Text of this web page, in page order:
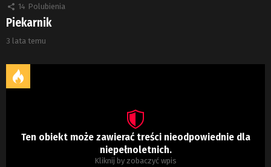
14 Polubienia
Piekarnik
3 lata temu
Ten obiekt może zawierać treści nieodpowiednie dla
niepełnoletnich.
Kliknij by zobaczyć wpis